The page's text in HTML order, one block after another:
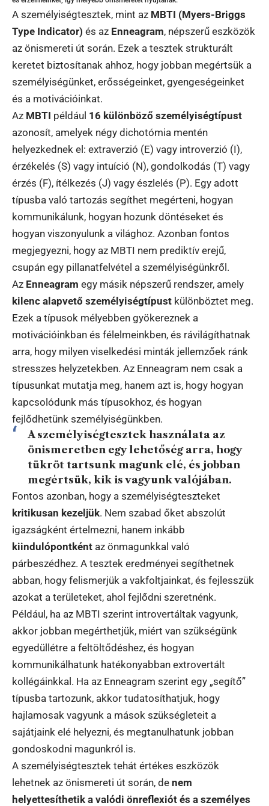
A személyiségtesztek, mint az MBTI (Myers-Briggs
Type Indicator) és az Enneagram, népszerű eszközök
az önismereti út során. Ezek a tesztek strukturált
keretet biztosítanak ahhoz, hogy jobban megértsük a
személyiségünket, erősségeinket, gyengeségeinket
és a motivációinkat.
Az MBTI például 16 különböző személyiségtípust
azonosít, amelyek négy dichotómia mentén
helyezkednek el: extraverzió (E) vagy introverzió (I),
érzékelés (S) vagy intuíció (N), gondolkodás (T) vagy
érzés (F), ítélkezés (J) vagy észlelés (P). Egy adott
típusba való tartozás segíthet megérteni, hogyan
kommunikálunk, hogyan hozunk döntéseket és
hogyan viszonyulunk a világhoz. Azonban fontos
megjegyezni, hogy az MBTI nem prediktív erejű,
csupán egy pillanatfelvétel a személyiségünkről.
Az Enneagram egy másik népszerű rendszer, amely
kilenc alapvető személyiségtípust különböztet meg.
Ezek a típusok mélyebben gyökereznek a
motivációinkban és félelmeinkben, és rávilágíthatnak
arra, hogy milyen viselkedési minták jellemzőek ránk
stresszes helyzetekben. Az Enneagram nem csak a
típusunkat mutatja meg, hanem azt is, hogy hogyan
kapcsolódunk más típusokhoz, és hogyan
fejlődhetünk személyiségünkben.
A személyiségtesztek használata az
önismeretben egy lehetőség arra, hogy
tükröt tartsunk magunk elé, és jobban
megértsük, kik is vagyunk valójában.
Fontos azonban, hogy a személyiségteszteket
kritikusan kezeljük. Nem szabad őket abszolút
igazságként értelmezni, hanem inkább
kiindulópontként az önmagunkkal való
párbeszédhez. A tesztek eredményei segíthetnek
abban, hogy felismerjük a vakfoltjainkat, és fejlesszük
azokat a területeket, ahol fejlődni szeretnénk.
Például, ha az MBTI szerint introvertáltak vagyunk,
akkor jobban megérthetjük, miért van szükségünk
egyedüllétre a feltöltődéshez, és hogyan
kommunikálhatunk hatékonyabban extrovertált
kollégáinkkal. Ha az Enneagram szerint egy „segítő”
típusba tartozunk, akkor tudatosíthatjuk, hogy
hajlamosak vagyunk a mások szükségleteit a
sajátjaink elé helyezni, és megtanulhatunk jobban
gondoskodni magunkról is.
A személyiségtesztek tehát értékes eszközök
lehetnek az önismereti út során, de nem
helyettesíthetik a valódi önreflexiót és a személyes